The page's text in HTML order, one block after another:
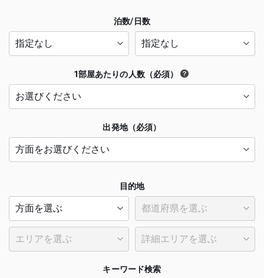
出発地（必須）
泊数/日数
1部屋あたりの人数（必須）
目的地
キーワード検索